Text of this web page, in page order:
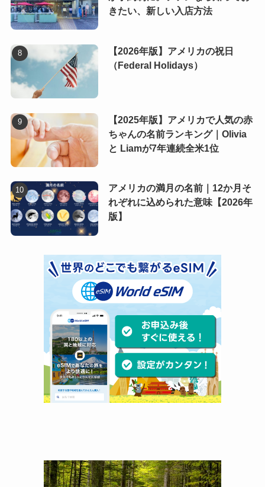
きたい、新しい入店方法
【2026年版】アメリカの祝日
（Federal Holidays）
【2025年版】アメリカで人気の赤
ちゃんの名前ランキング｜Olivia
と Liamが7年連続全米1位
アメリカの満月の名前｜12か月そ
れぞれに込められた意味【2026年
版】